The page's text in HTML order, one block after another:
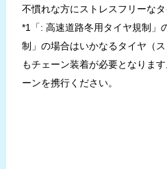
不慣れな方にストレスフリーなタ
*1「: 高速道路冬用タイヤ規制」
制」の場合はいかなるタイヤ（ス
もチェーン装着が必要となりま
ーンを携行ください。